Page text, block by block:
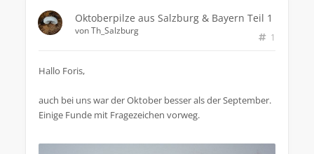
Oktoberpilze aus Salzburg & Bayern Teil 1
1
vonTh_Salzburg
Hallo Foris,
auch bei uns war der Oktober besser als der September.
Einige Funde mit Fragezeichen vorweg.